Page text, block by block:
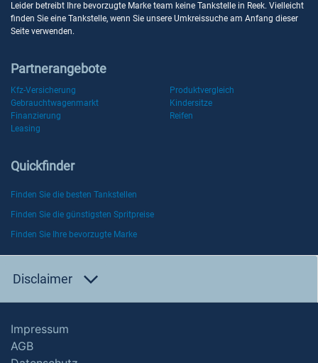
Leider betreibt Ihre bevorzugte Marke team keine Tankstelle in Reek. Vielleicht
finden Sie eine Tankstelle, wenn Sie unsere Umkreissuche am Anfang dieser
Seite verwenden.
Partnerangebote
Kfz-Versicherung
Produktvergleich
Gebrauchtwagenmarkt
Kindersitze
Finanzierung
Reifen
Leasing
Quickfinder
Finden Sie die besten Tankstellen
Finden Sie die günstigsten Spritpreise
Finden Sie Ihre bevorzugte Marke
Disclaimer
Impressum
AGB